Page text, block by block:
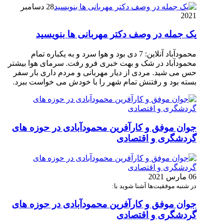
28 دسامبر
2021
یک جمله در وصف دکتر مهربانی ها بنویسید
محمودآباد آنلاین: 7 دی بود و هوا سرد و به یکباره تمام
محمودآباد در شک و بهت خبری فرو رفت. سرمای هوا بیشتر
حس می شید. مردی از دیار مهربانی و مردم داری بار سفر
بسته بود و رفتنش تمام شهر را با خودش می خواست ببرد.
جوان موفق و کارآفرین محمودآبادی در حوزه های
گردشگری و اقتصادی
06 مارس 2021
در شنبه موفقیت‌ها آشنا شوید با:
جوان موفق و کارآفرین محمودآبادی در حوزه های
گردشگری و اقتصادی